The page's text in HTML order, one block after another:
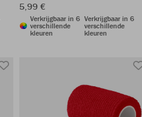
5,99 €
Verkrijgbaar in 6
verschillende
kleuren
Verkrijgbaar in 6
verschillende
kleuren